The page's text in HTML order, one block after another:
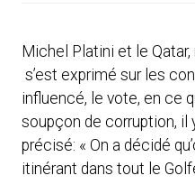
Michel Platini et le
s’est exprimé sur les
influencé, le vote, en ce
soupçon de corruption, il
précisé: « On a décidé
itinérant dans tout le